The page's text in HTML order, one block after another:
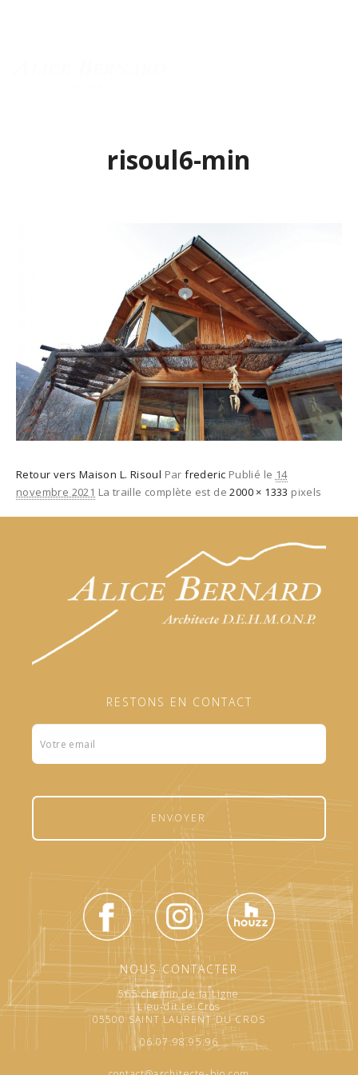
risoul6-min
Retour vers Maison L. Risoul Parfrederic Publié le 14
novembre 2021 La traille complète est de2000 × 1333 pixels
RESTONS EN CONTACT
Formulaire
footer
ENVOYER
NOUS CONTACTER
565 chemin de la Ligne
Lieu-dit Le Cros
05500 SAINT LAURENT DU CROS
06.07.98.95.96